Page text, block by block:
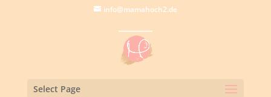
info@mamahoch2.de
Select Page